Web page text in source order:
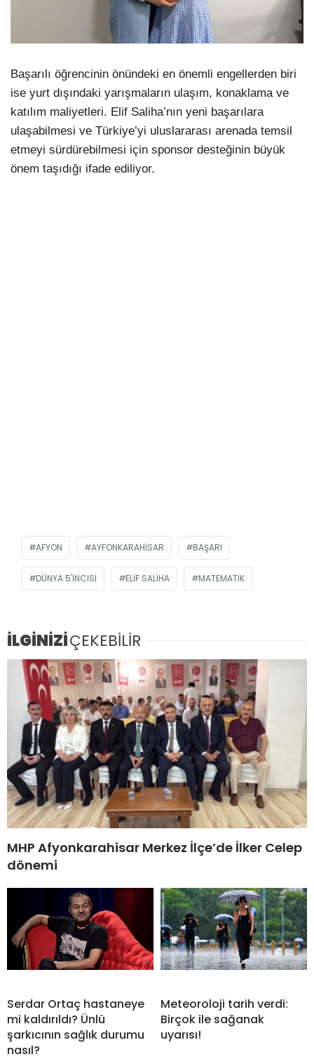
Başarılı öğrencinin önündeki en önemli engellerden biri
ise yurt dışındaki yarışmaların ulaşım, konaklama ve
katılım maliyetleri. Elif Saliha’nın yeni başarılara
ulaşabilmesi ve Türkiye’yi uluslararası arenada temsil
etmeyi sürdürebilmesi için sponsor desteğinin büyük
önem taşıdığı ifade ediliyor.
AFYON AYFONKARAHISAR BAŞARI
DÜNYA 5'INCISI ELIF SALIHA MATEMATIK
İLGİNİZİÇEKEBİLİR
MHP Afyonkarahisar Merkez İlçe’de İlker Celep
dönemi
Serdar Ortaç hastaneye
mi kaldırıldı? Ünlü
şarkıcının sağlık durumu
nasıl?
Meteoroloji tarih verdi:
Birçok ile sağanak
uyarısı!